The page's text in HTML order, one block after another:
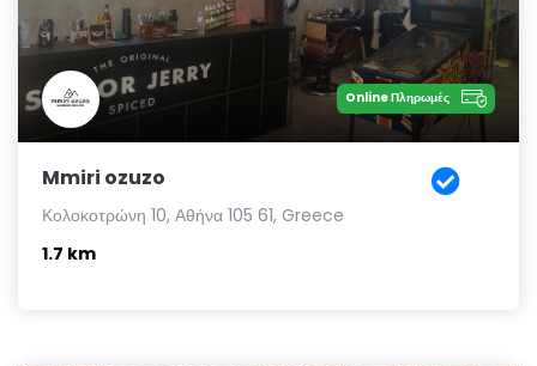
Online Πληρωμές
Mmiri ozuzo
Κολοκοτρώνη 10, Αθήνα 105 61, Greece
1.7 km